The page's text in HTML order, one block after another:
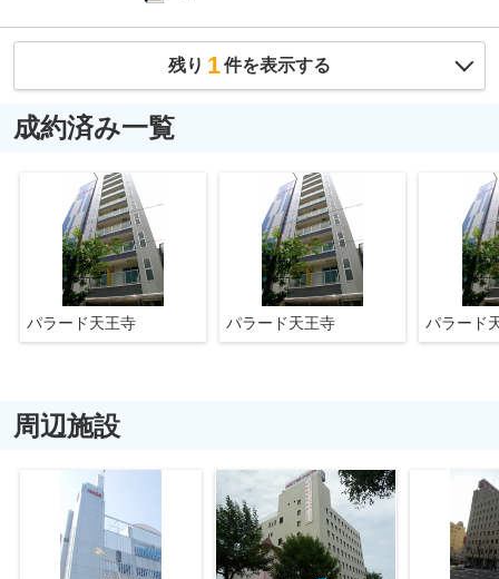
残り 1件を表示する
成約済み一覧
パラード天王寺 パラード天王寺 パラード
周辺施設